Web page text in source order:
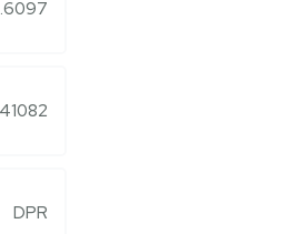
DPR